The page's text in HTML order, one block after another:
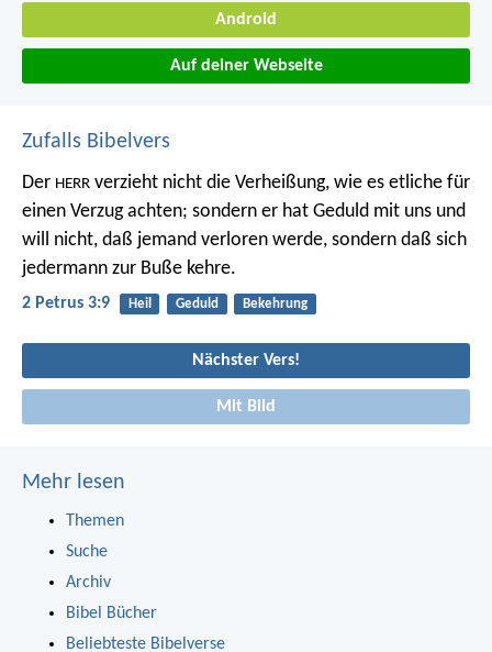
Android
Auf deiner Webseite
Zufalls Bibelvers
Der HERR verzieht nicht die Verheißung, wie es etliche für
einen Verzug achten; sondern er hat Geduld mit uns und
will nicht, daß jemand verloren werde, sondern daß sich
jedermann zur Buße kehre.
2 Petrus 3:9 Heil Geduld Bekehrung
Nächster Vers!
Mit Bild
Mehr lesen
Themen
Suche
Archiv
Bibel Bücher
Beliebteste Bibelverse